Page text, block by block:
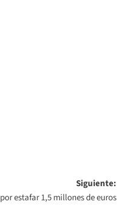
Siguiente:
estafar 1,5 millones de euros